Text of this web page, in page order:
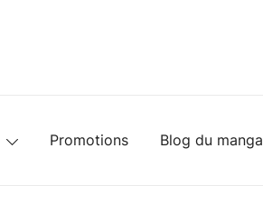
Promotions Blog du